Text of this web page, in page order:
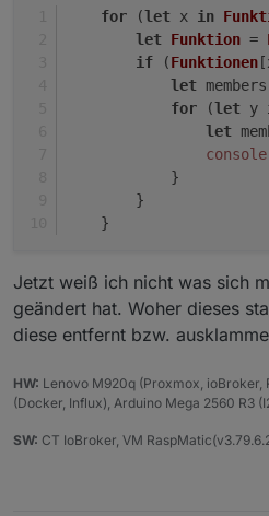
, 17 :35:21.678
: 35: 21.678
17: 35:21.678
.length;
1 ? this[ 0
&&
,
for (let x in
let Funktion =
if (Funktionen
let
for (let y
let
console
            }
        }
    }
Jetzt weiß ich nicht was sich
geändert hat. Woher dieses
diese entfernt bzw.
HW: Lenovo M920q (Proxmox, ioBroker,
(Docker, Influx), Arduino Mega 2560 R3
SW: CT IoBroker, VM